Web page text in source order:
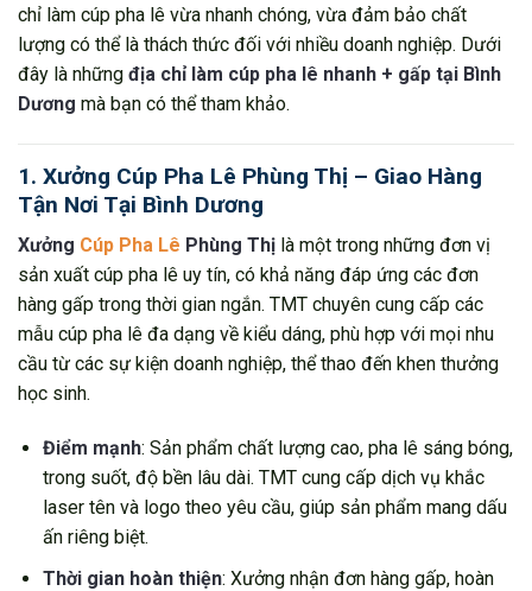
chỉ làm cúp pha lê vừa nhanh chóng, vừa đảm bảo chất
lượng có thể là thách thức đối với nhiều doanh nghiệp. Dưới
đây là những địa chỉ làm cúp pha lê nhanh + gấp tại Bình
Dương mà bạn có thể tham khảo.
1. Xưởng Cúp Pha Lê Phùng Thị – Giao Hàng
Tận Nơi Tại Bình Dương
Xưởng Cúp Pha Lê Phùng Thị là một trong những đơn vị
sản xuất cúp pha lê uy tín, có khả năng đáp ứng các đơn
hàng gấp trong thời gian ngắn. TMT chuyên cung cấp các
mẫu cúp pha lê đa dạng về kiểu dáng, phù hợp với mọi nhu
cầu từ các sự kiện doanh nghiệp, thể thao đến khen thưởng
học sinh.
Điểm mạnh: Sản phẩm chất lượng cao, pha lê sáng bóng,
trong suốt, độ bền lâu dài. TMT cung cấp dịch vụ khắc
laser tên và logo theo yêu cầu, giúp sản phẩm mang dấu
ấn riêng biệt.
Thời gian hoàn thiện: Xưởng nhận đơn hàng gấp, hoàn